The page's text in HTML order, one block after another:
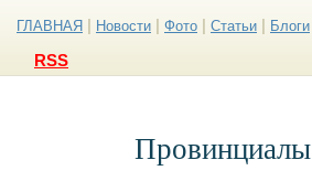
ГЛАВНАЯ Новости Фото Статьи Блоги
RSS
Провинциалы